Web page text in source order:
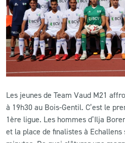
CLUB
CONTACT
ACTUALITÉS
LS E-SHOP
L’APP DU LS
LS ACADEMY CAMPS
Les jeunes de Team Vaud M21
à 19h30 au Bois-Gentil. C’est le
1ère ligue. Les hommes d’Ilja
et la place de finalistes à